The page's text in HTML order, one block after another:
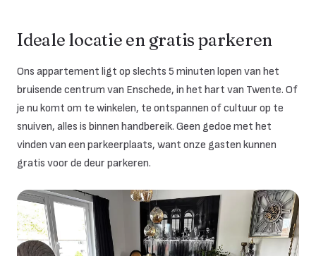
Ideale locatie en gratis parkeren
Ons appartement ligt op slechts 5 minuten lopen van het
bruisende centrum van Enschede, in het hart van Twente. Of
je nu komt om te winkelen, te ontspannen of cultuur op te
snuiven, alles is binnen handbereik. Geen gedoe met het
vinden van een parkeerplaats, want onze gasten kunnen
gratis voor de deur parkeren.